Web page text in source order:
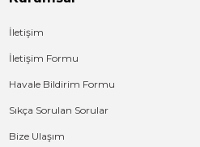
İletişim
İletişim Formu
Havale Bildirim Formu
Sıkça Sorulan Sorular
Bize Ulaşım